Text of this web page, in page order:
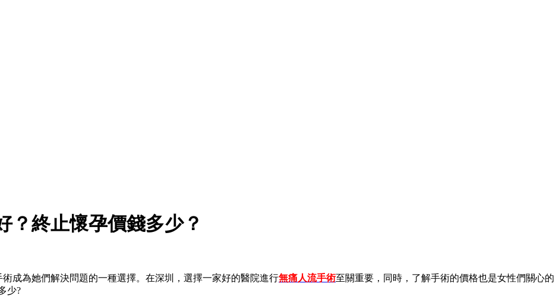
？終止懷孕價錢多少？
成為她們解決問題的一種選擇。在深圳，選擇一家好的醫院進行無痛人流手術至關重要，同時，了解手術的價格也是女性們關心的
少?